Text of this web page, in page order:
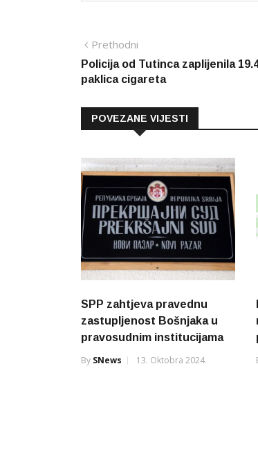
Navigacija
članaka
Prethodni
vijest
Policija od Tutinca zaplijenila
paklica cigareta
POVEZANE VIJESTI
SPP zahtjeva pravednu
zastupljenost Bošnjaka u
pravosudnim institucijama
By SNews 13. Oktobra 2024.